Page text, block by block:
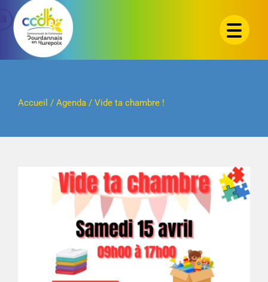
Passer
contenu
Accueil / Agenda/ Vide ta chambre !